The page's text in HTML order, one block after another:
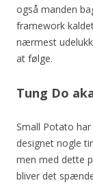
også manden
framework
nærmest
at følge.
Tung Do
Small Potato
designet nogle
men med dette
bliver det